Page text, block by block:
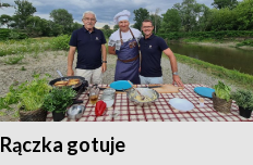
Rączka gotuje